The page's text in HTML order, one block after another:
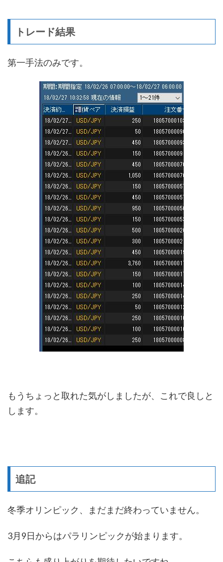
トレード結果
第一手法のみです。
もうちょっと取れた気がしましたが、これで良しと
します。
追記
冬季オリンピック、まだまだ終わっていません。
3月9日からはパラリンピックが始まります。